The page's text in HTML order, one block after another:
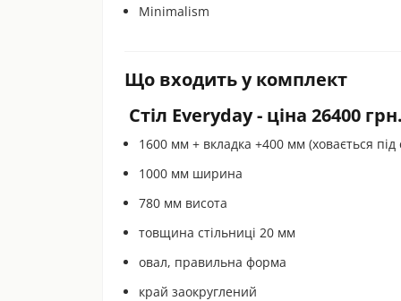
Minimalism
Що входить у комплект
Стіл Everyday - ціна 26400
1600 мм + вкладка +400 мм (ховається під
1000 мм ширина
780 мм висота
товщина стільниці 20 мм
овал, правильна форма
край заокруглений